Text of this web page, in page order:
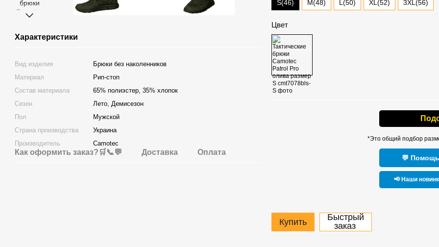
Характеристики
Вид изделия
Брюки без наколенников
Материал
Рип-стоп
Состав материала
65% полиэстер, 35% хлопок
Сезон
Лето, Демисезон
Пол
Мужской
Страна производства
Украина
Производитель
Camotec
Как оформить заказ?🛒📞💬 Доставка Оплата
S(46) M(48) L(50) XL(52) 3XL(56)
Цвет
*Это общий подбор
💬
📢 Наши
Купить
Быстрый
заказ